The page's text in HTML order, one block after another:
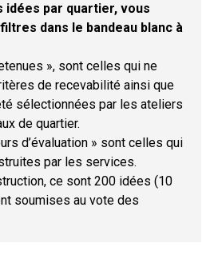
par quartier, vous
dans le bandeau blanc à
», sont celles qui ne
de recevabilité ainsi que
sélectionnées par les ateliers
de quartier.
d’évaluation » sont celles qui
par les services.
ce sont 200 idées (10
soumises au vote des